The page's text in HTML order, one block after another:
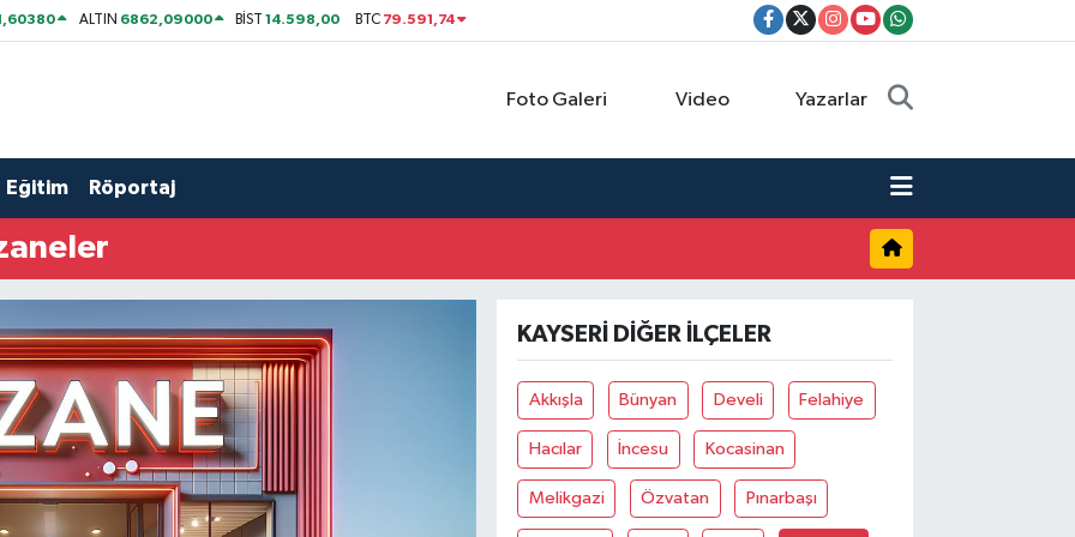
ALTIN 6862,09000 BİST14.598,00 BTC 79.591,74
Foto Galeri Video Yazarlar
Eğitim Röportaj
KAYSERI DIĞER İLÇELER
Akkışla Bünyan Develi Felahiye
Hacılar İncesu Kocasinan
Melikgazi Özvatan Pınarbaşı